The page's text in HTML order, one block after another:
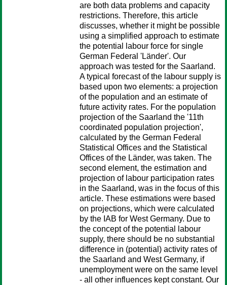
are both data problems and capacity
restrictions. Therefore, this article
discusses, whether it might be possible
using a simplified approach to estimate
the potential labour force for single
German Federal 'Länder'. Our
approach was tested for the Saarland.
A typical forecast of the labour supply is
based upon two elements: a projection
of the population and an estimate of
future activity rates. For the population
projection of the Saarland the '11th
coordinated population projection',
calculated by the German Federal
Statistical Offices and the Statistical
Offices of the Länder, was taken. The
second element, the estimation and
projection of labour participation rates
in the Saarland, was in the focus of this
article. These estimations were based
on projections, which were calculated
by the IAB for West Germany. Due to
the concept of the potential labour
supply, there should be no substantial
difference in (potential) activity rates of
the Saarland and West Germany, if
unemployment were on the same level
- all other influences kept constant. Our